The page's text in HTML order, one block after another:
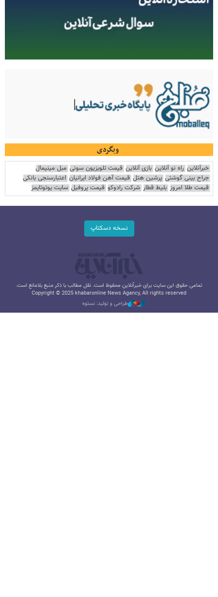
وبگردی
خبرآنلاین راه نو آنلاین بازی آنلاین قیمت تلویزیون سونی مبل مینیمال
جراح بینی گوشتی پرشین هتل قیمت آهن فولاد ایرانیان اعتبارسنجی بانکی
قیمت طلا امروز بلیط قطار شرکت رادوکو قیمت پروفیل سایت یوتوتایمز
نسخه دسکتاپ
تمامی حقوق این سایت برای خبرآنلاین محفوظ است. نقل مطالب با ذکر منبع بلامانع است.
Copyright © 2025 khabaronline News Agancy, All rights reserved
طراحی و تولید: نستوه